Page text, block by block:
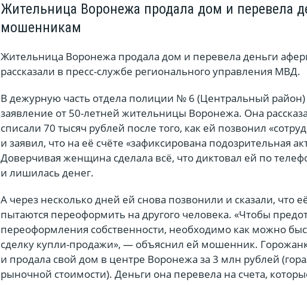
Жительница Воронежа продала дом и перевела
мошенникам
Жительница Воронежа продала дом и перевела деньги
рассказали в пресс-службе регионального управления МВД.
В дежурную часть отдела полиции № 6 (Центральный район)
заявление от 50-летней жительницы Воронежа. Она
списали 70 тысяч рублей после того, как ей позвонил
и заявил, что на её счёте «зафиксирована подозрительная
Доверчивая женщина сделала всё, что диктовал ей по
и лишилась денег.
А через несколько дней ей снова позвонили и сказали, что
пытаются переоформить на другого человека. «Чтобы
переоформления собственности, необходимо как можно
сделку купли-продажи», — объяснил ей мошенник.
и продала свой дом в центре Воронежа за 3 млн рублей
рыночной стоимости). Деньги она перевела на счета,